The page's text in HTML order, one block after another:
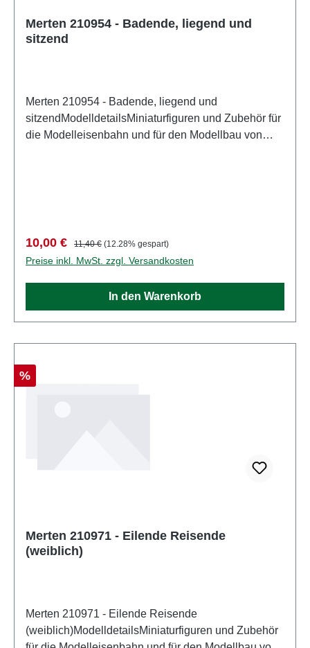
Merten 210954 - Badende, liegend und
sitzend
Merten 210954 - Badende, liegend und
sitzendModelldetailsMiniaturfiguren und Zubehör für
die Modelleisenbahn und für den Modellbau von
Hersteller: MertenArtikelnummer: 2944Stückzahl:
Set aus mehreren TeilenEAN:
4041032000275Produktart: FigurenSpur:
H0Maßstab: 1:87Altersempfehlung: ab 14 Jahren
Verkaufspreis:
10,00 € Regulärer Preis:
11,40 € (12.28% gespart)
Preise inkl. MwSt. zzgl. Versandkosten
In den Warenkorb
Rabatt
%
Merten 210971 - Eilende Reisende
(weiblich)
Merten 210971 - Eilende Reisende
(weiblich)ModelldetailsMiniaturfiguren und Zubehör